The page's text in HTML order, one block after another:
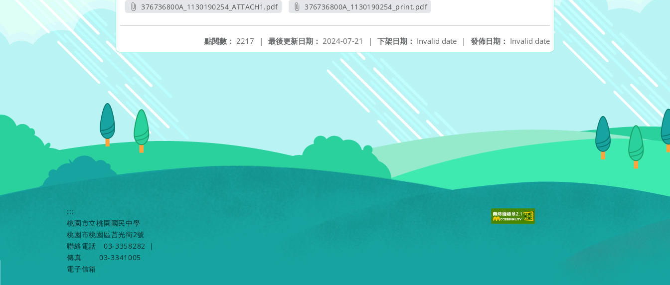
376736800A_1130190254_ATTACH1.pdf
376736800A_1130190254_print.pdf
發佈日期： Invalid date
下架日期： Invalid date |
最後更新日期： 2024-07-21 |
點閱數： 2217 |
:::
桃園市立桃園國民中學
桃園市桃園區莒光街2號
聯絡電話
03-3358282
|
傳真
03-3341005
電子信箱